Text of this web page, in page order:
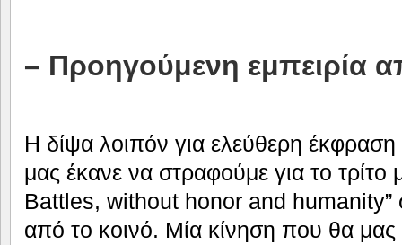
– Προηγούμενη εμπειρία
Η δίψα λοιπόν για ελεύθερη έκφραση
μας έκανε να στραφούμε για το
Battles, without honor and humanity”
από το κοινό. Μία κίνηση που θα μας